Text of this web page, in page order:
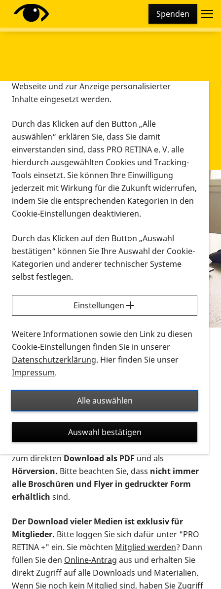
Spenden
Infomaterial
Infomaterial
Vorlesen
Alle Infomaterialien in verschiedenen
Formaten an einem Ort
Sie möchten wissen, wie Sie nach Infonmaterial
suchen und dieses bestellen bzw. herunterladen
können? Schauen Sie sich dieErklärvideos zum
Thema Infomaterial auf der PRO RETINA-Website
für blinde und sehbehinderte Menschen an.
Auf dieser Seite finden Sie sämtliches Infomaterial
Ort. Nutzen Sie den Formatfilter, um ausschließlich
nach Flyern und Broschüren, Audios oder Videos zu
suchen. Die meisten Flyer und Broschüren werden in
verschiedenen Formaten angeboten: zur
postalischen Bestellung als gedruckte Variante
zum direktenDownload als PDFund als
Hörversion. Bitte beachten Sie, dass nicht immer
alle Broschüren und Flyer in gedruckter Form
erhältlich sind.
Der Download vieler Medien ist exklusiv für
Mitglieder. Bitte loggen Sie sich dafür unter "PRO
RETINA +" ein. Sie möchten Mitglied werden? Dann
füllen Sie den Online-Antrag aus und erhalten Sie
direkt Zugriff auf alle Downloads und Materialien.
Wenn Sie noch kein Mitglied sind, haben Sie Zugriff
Diese Webseite setzt verschiedene Cookies und
Tracking-Tools ein. Dies beinhaltet Cookies und
Webseite und zur Anzeige personalisierter
Inhalte eingesetzt werden.
Durch das Klicken auf den Button „Alle
auswählen“ erklären Sie, dass Sie damit
einverstanden sind, dass PRO RETINA e. V. alle
hierdurch ausgewählten Cookies und Tracking-
Tools einsetzt. Sie können Ihre Einwilligung
jederzeit mit Wirkung für die Zukunft widerrufen,
indem Sie die entsprechenden Kategorien in den
Cookie-Einstellungen deaktivieren.
Durch das Klicken auf den Button „Auswahl
bestätigen“ können Sie Ihre Auswahl der Cookie-
Kategorien und anderer technischer Systeme
selbst festlegen.
Einstellungen
Weitere Informationen sowie den Link zu diesen
Cookie-Einstellungen finden Sie in unserer
Datenschutzerklärung. Hier finden Sie unser
Impressum.
Alle auswählen
Auswahl bestätigen